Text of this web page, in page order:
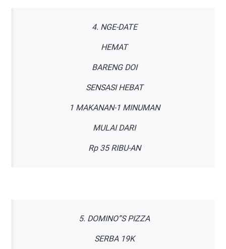
4. NGE-DATE
HEMAT
BARENG DOI
SENSASI HEBAT
1 MAKANAN-1 MINUMAN
MULAI DARI
Rp 35 RIBU-AN
5. DOMINO”S PIZZA
SERBA 19K